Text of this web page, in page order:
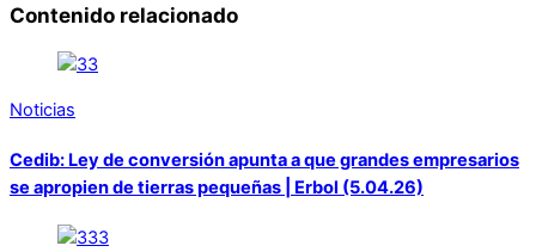
Contenido relacionado
Noticias
Cedib: Ley de conversión apunta a que grandes empresarios
se apropien de tierras pequeñas | Erbol (5.04.26)